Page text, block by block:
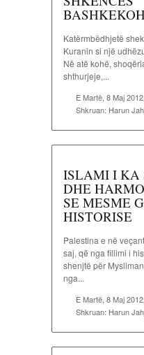
Katërmbëdhjetë
Kuranin si një
Në atë kohë,
shthurjeje,...
E Martë, 8 Maj
Shkruan: Harun
ISLAMI I KA
DHE
SE MESME
HISTORISE
Palestina e në
saj, që nga fillimi i
shenjtë për
nga...
E Martë, 8 Maj
Shkruan: Harun